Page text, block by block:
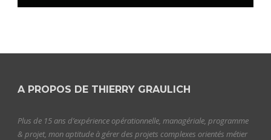
A PROPOS DE THIERRY GRAULICH
Plus de 15 ans d’expérience opérationnelle, managériale, programme
& projet, mon aptitude à gérer des projets complexes orientés métier